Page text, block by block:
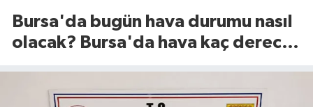
Bursa'da bugün hava durumu nasıl
olacak? Bursa'da hava kaç derece?